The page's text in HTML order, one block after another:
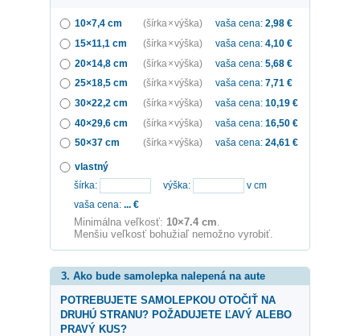
10×7,4 cm (šírka × výška) vaša cena: 2,98 €
15×11,1 cm
(šírka × výška) vaša cena: 4,10 €
20×14,8 cm
(šírka × výška) vaša cena: 5,68 €
25×18,5 cm
(šírka × výška) vaša cena: 7,71 €
30×22,2 cm
(šírka × výška) vaša cena: 10,19 €
40×29,6 cm
(šírka × výška) vaša cena: 16,50 €
50×37 cm
(šírka × výška) vaša cena: 24,61 €
vlastný
šírka:
výška:
v cm
vaša cena: ... €
Minimálna veľkosť: 10×7.4 cm
Menšiu veľkosť bohužiaľ nemožno vyrobiť.
3. Ako bude samolepka nalepená na aute
POTREBUJETE SAMOLEPKOU OTOČIŤ NA
DRUHÚ STRANU? POŽADUJETE ĽAVÝ ALEBO
PRAVÝ KUS?